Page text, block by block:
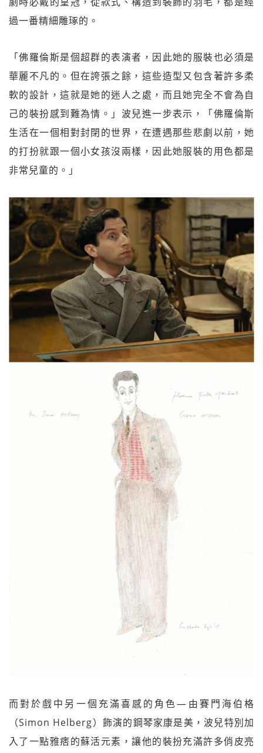
過一番精細雕琢的。
「佛羅倫斯是個超群的表演者，因此她的服裝也必須是
華麗不凡的。但在誇張之餘，這些造型又包含著許多柔
軟的設計，這就是她的迷人之處，而且她完全不會為自
己的裝扮感到難為情。」波兒進一步表示，「佛羅倫斯
生活在一個相對封閉的世界，在遭遇那些悲劇以前，她
的打扮就跟一個小女孩沒兩樣，因此她服裝的用色都是
非常兒童的。」
而對於戲中另一個充滿喜感的角色—由賽門海伯格
（Simon Helberg）飾演的鋼琴家康是美，波兒特別加
入了一點雅痞的蘇活元素，讓他的裝扮充滿許多俏皮亮